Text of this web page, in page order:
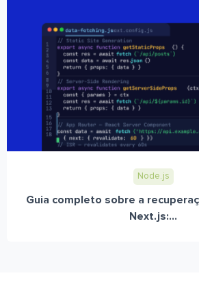
Node.js
Guia completo sobre a
Next.js:...